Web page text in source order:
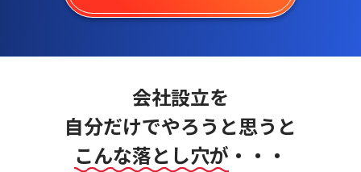
会社設立を
自分だけでやろうと思うと
こんな落とし穴が ・・・